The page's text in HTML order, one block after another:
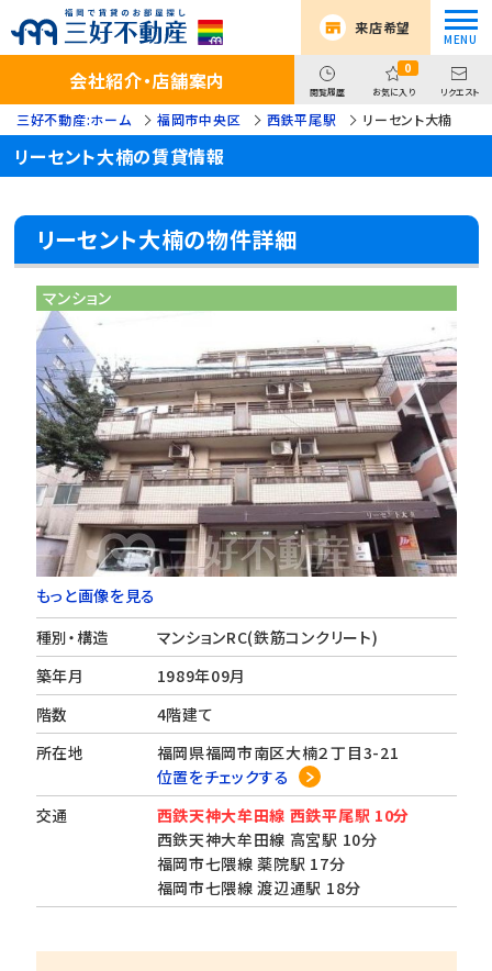
来店希望
会社紹介・店舗案内 閲覧履歴
0
お気に入り リクエスト
三好不動産:ホーム 福岡市中央区 西鉄平尾駅 リーセント大楠
リーセント大楠の賃貸情報
リーセント大楠の物件詳細
マンション
もっと画像を見る
種別・構造
マンションRC(鉄筋コンクリート)
築年月
1989年09月
階数
4階建て
所在地
福岡県福岡市南区大楠２丁目3-21
位置をチェックする
交通
西鉄天神大牟田線 西鉄平尾駅 10分
西鉄天神大牟田線 高宮駅 10分
福岡市七隈線 薬院駅 17分
福岡市七隈線 渡辺通駅 18分